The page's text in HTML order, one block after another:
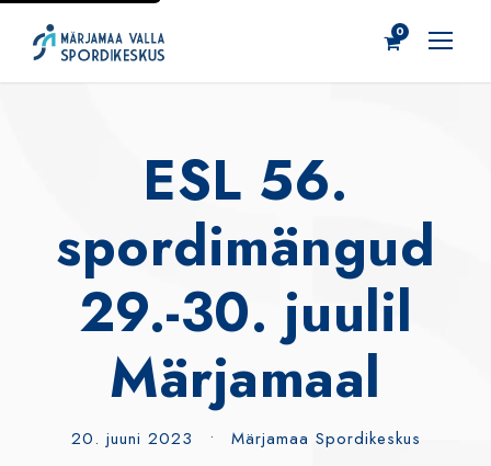
0
ESL 56.
spordimängud
29.-30. juulil
Märjamaal
20. juuni 2023 • Märjamaa Spordikeskus